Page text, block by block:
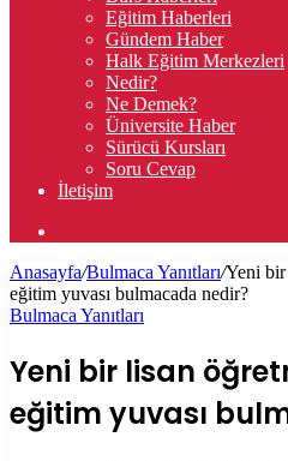
Eğitim Haberleri
Gündem Haber
Halk Eğitim Merkezleri
Nedir?
Ne Demek?
Üniversite Haber
Sürücü Kursları
Soru Cevap
İletişim
...
Anasayfa/Bulmaca Yanıtları/Yeni bir
eğitim yuvası bulmacada nedir?
Bulmaca Yanıtları
Yeni bir lisan
eğitim yuvası